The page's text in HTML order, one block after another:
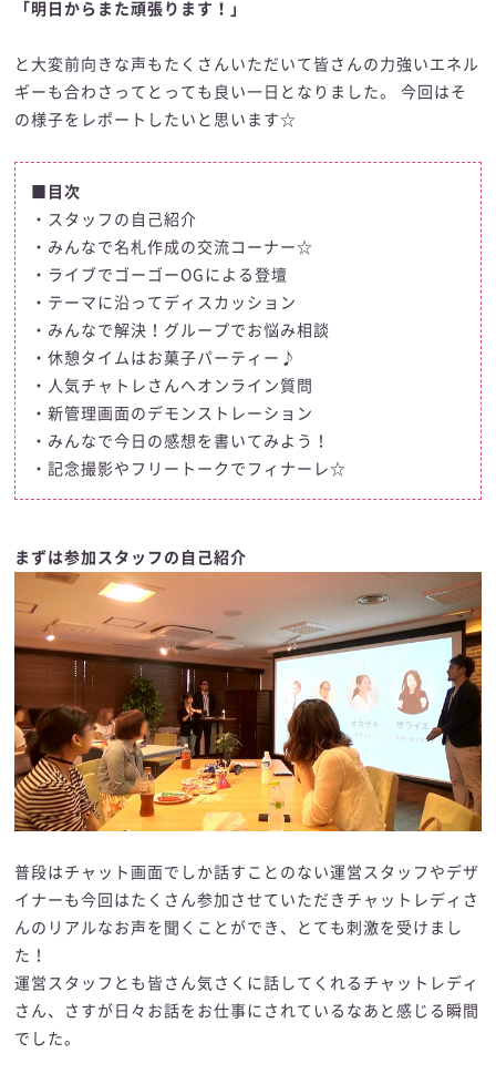
「明日からまた頑張ります！」
と大変前向きな声もたくさんいただいて皆さんの力強いエネル
ギーも合わさってとっても良い一日となりました。 今回はそ
の様子をレポートしたいと思います☆
■目次
・ スタッフの自己紹介
・ みんなで名札作成の交流コーナー☆
・ ライブでゴーゴーOGによる登壇
・ テーマに沿ってディスカッション
・ みんなで解決！グループでお悩み相談
・休憩タイムはお菓子パーティー♪
・
人気チャトレさんへオンライン質問
・新管理画面のデモンストレーション
・ みんなで今日の感想を書いてみよう！
・記念撮影やフリートークでフィナーレ☆
まずは参加スタッフの自己紹介
普段はチャット画面でしか話すことのない運営スタッフやデザ
イナーも今回はたくさん参加させていただきチャットレディさ
んのリアルなお声を聞くことができ、とても刺激を受けまし
た！
運営スタッフとも皆さん気さくに話してくれるチャットレディ
さん、さすが日々お話をお仕事にされているなあと感じる瞬間
でした。